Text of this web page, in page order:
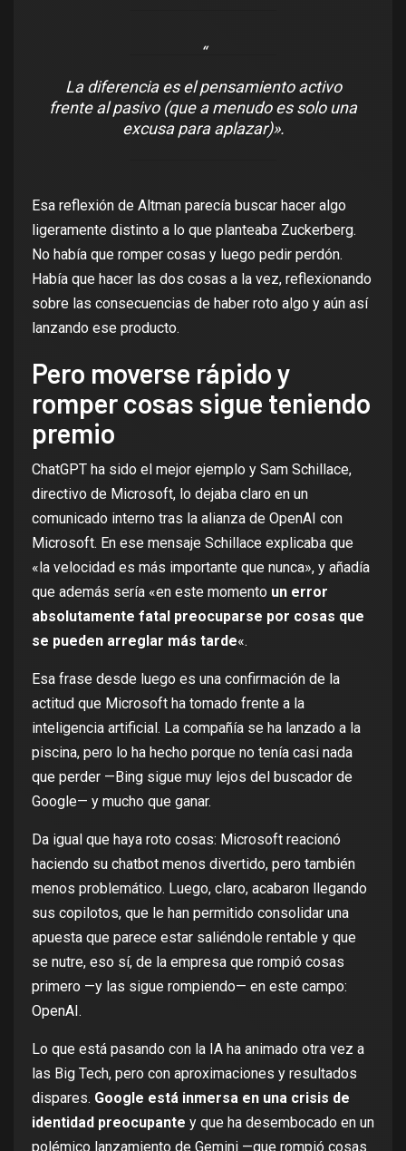
La diferencia es el pensamiento activo
frente al pasivo (que a menudo es solo una
excusa para aplazar)».
Esa reflexión de Altman parecía buscar hacer algo
ligeramente distinto a lo que planteaba Zuckerberg.
No había que romper cosas y luego pedir perdón.
Había que hacer las dos cosas a la vez, reflexionando
sobre las consecuencias de haber roto algo y aún así
lanzando ese producto.
Pero moverse rápido y
romper cosas sigue teniendo
premio
ChatGPT ha sido el mejor ejemplo y Sam Schillace,
directivo de Microsoft, lo dejaba claro en un
comunicado interno tras la alianza de OpenAI con
Microsoft. En ese mensaje Schillace explicaba que
«la velocidad es más importante que nunca», y añadía
que además sería «en este momento un error
absolutamente fatal preocuparse por cosas que
se pueden arreglar más tarde«.
Esa frase desde luego es una confirmación de la
actitud que Microsoft ha tomado frente a la
inteligencia artificial. La compañía se ha lanzado a la
piscina, pero lo ha hecho porque no tenía casi nada
que perder —Bing sigue muy lejos del buscador de
Google— y mucho que ganar.
Da igual que haya roto cosas: Microsoft reacionó
haciendo su chatbot menos divertido, pero también
menos problemático. Luego, claro, acabaron llegando
sus copilotos, que le han permitido consolidar una
apuesta que parece estar saliéndole rentable y que
se nutre, eso sí, de la empresa que rompió cosas
primero —y las sigue rompiendo— en este campo:
OpenAI.
Lo que está pasando con la IA ha animado otra vez a
las Big Tech, pero con aproximaciones y resultados
dispares. Google está inmersa en una crisis de
identidad preocupante y que ha desembocado en un
polémico lanzamiento de Gemini —que rompió cosas